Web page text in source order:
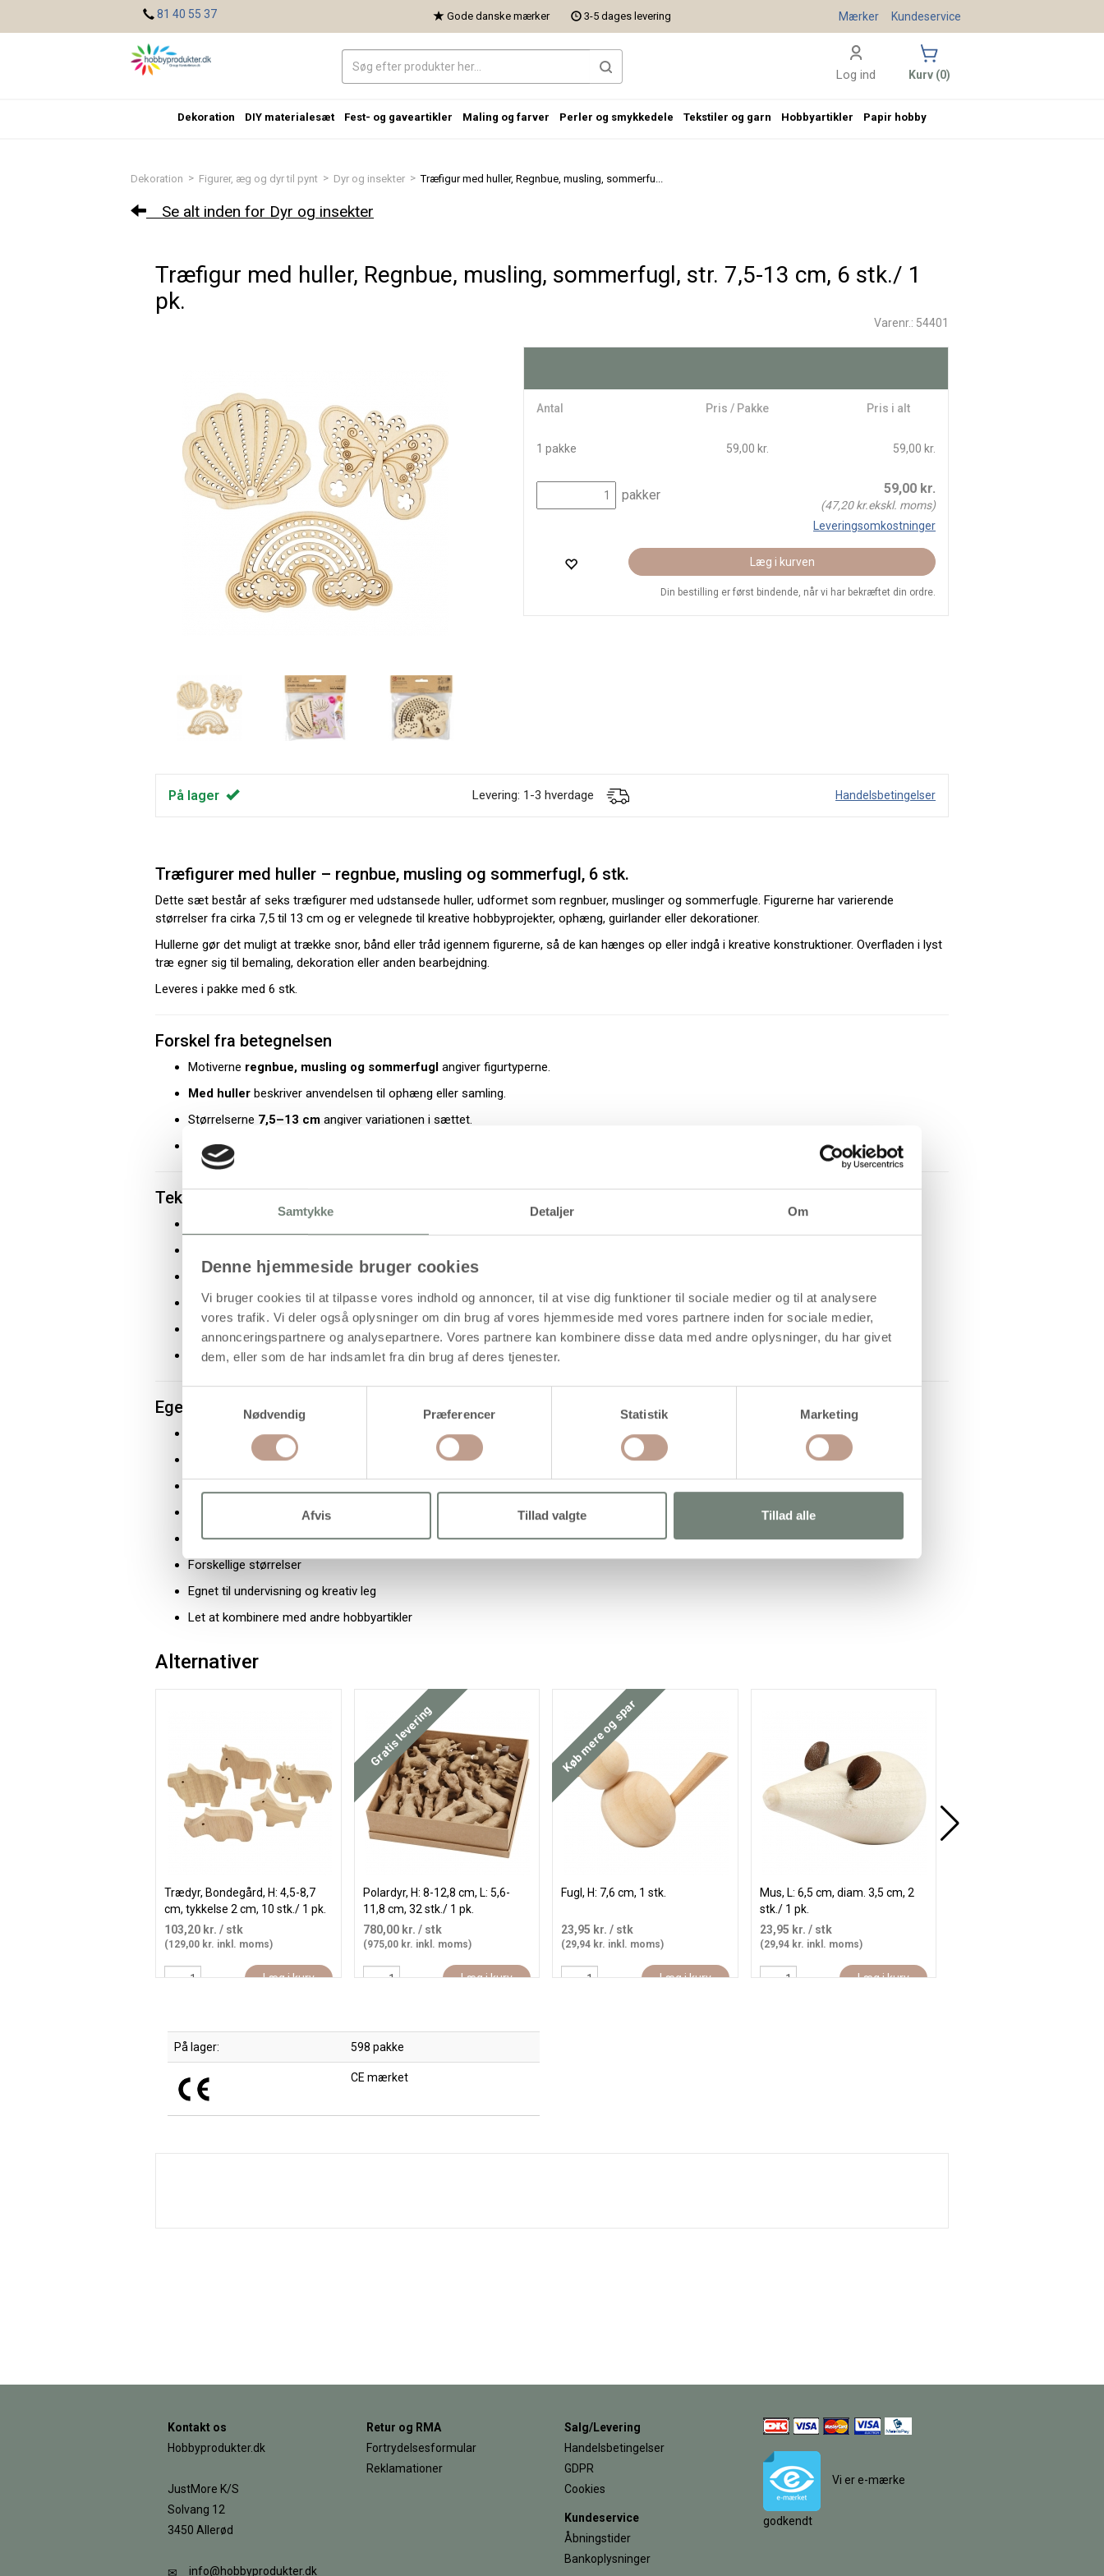
Samtykke Detaljer Om
Denne hjemmeside bruger cookies
Vi bruger cookies til at tilpasse vores indhold og annoncer, til at vise dig funktioner til sociale medier og til at analysere
vores trafik. Vi deler også oplysninger om din brug af vores hjemmeside med vores partnere inden for sociale medier,
annonceringspartnere og analysepartnere. Vores partnere kan kombinere disse data med andre oplysninger, du har givet
dem, eller som de har indsamlet fra din brug af deres tjenester.
Nødvendig
Præferencer Statistik Marketing
Afvis Tillad valgte Tillad alle
Dekoration > Figurer, æg og dyr til pynt > Dyr og insekter > Træfigur med huller, Regnbue, musling, sommerfu...
Se alt inden for Dyr og insekter
Træfigur med huller, Regnbue, musling, sommerfugl, str. 7,5-13 cm, 6 stk./ 1
pk.
Varenr.: 54401
Antal Pris / Pakke Pris i alt
1 pakke 59,00 kr. 59,00 kr.
pakker 59,00kr.
(47,20kr.ekskl. moms)
Leveringsomkostninger
Læg i kurven
Din bestilling er først bindende, når vi har bekræftet din ordre.
På lager Levering: 1-3 hverdage Handelsbetingelser
Træfigurer med huller – regnbue, musling og sommerfugl, 6 stk.
Dette sæt består af seks træfigurer med udstansede huller, udformet som regnbuer, muslinger og sommerfugle. Figurerne har varierende
størrelser fra cirka 7,5 til 13 cm og er velegnede til kreative hobbyprojekter, ophæng, guirlander eller dekorationer.
Hullerne gør det muligt at trække snor, bånd eller tråd igennem figurerne, så de kan hænges op eller indgå i kreative konstruktioner. Overfladen i lyst
træ egner sig til bemaling, dekoration eller anden bearbejdning.
Leveres i pakke med 6 stk.
Forskel fra betegnelsen
Motiverne regnbue, musling og sommerfugl angiver figurtyperne.
Med huller beskriver anvendelsen til ophæng eller samling.
Størrelserne 7,5–13 cm angiver variationen i sættet.
6 stk./pk.
Tekniske specifikationer
Motiver: Regnbue, musling, sommerfugl
Størrelse: 7,5–13 cm
Funktion: Med huller
Anvendelse: Hobby og ophæng
Indhold: 6 stk. pr. pakke
Egenskaber og fordele
Fremstillet i træ
Med ophængshuller
Kan dekoreres og males
Flere motiver i samme pakke
Forskellige størrelser
Egnet til undervisning og kreativ leg
Let at kombinere med andre hobbyartikler
Alternativer
Trædyr, Bondegård, H: 4,5-8,7
cm, tykkelse 2 cm, 10 stk./ 1 pk.
103,20 kr. / stk
(129,00 kr. inkl. moms)
Læg i kurv
Gratis levering
Polardyr, H: 8-12,8 cm, L: 5,6-
11,8 cm, 32 stk./ 1 pk.
780,00 kr. / stk
(975,00 kr. inkl. moms)
Læg i kurv
Køb mere og spar
Fugl, H: 7,6 cm, 1 stk.
23,95 kr. / stk
(29,94 kr. inkl. moms)
Læg i kurv
Mus, L: 6,5 cm, diam. 3,5 cm, 2
stk./ 1 pk.
23,95 kr. / stk
(29,94 kr. inkl. moms)
Læg i kurv
På lager: 598 pakke
CE mærket
81 40 55 37 Gode danske mærker 3-5 dages levering Kundeservice
Mærker
Log ind Kurv (0)
Dekoration DIY materialesæt Fest- og gaveartikler Maling og farver Perler og smykkedele Tekstiler og garn Hobbyartikler Papir hobby
Kontakt os
Hobbyprodukter.dk
JustMore K/S
Solvang 12
3450 Allerød
info@hobbyprodukter.dk
Retur og RMA
Fortrydelsesformular
Reklamationer
Salg/Levering
Handelsbetingelser
GDPR
Cookies
Kundeservice
Åbningstider
Bankoplysninger
Vi er e-mærke
godkendt